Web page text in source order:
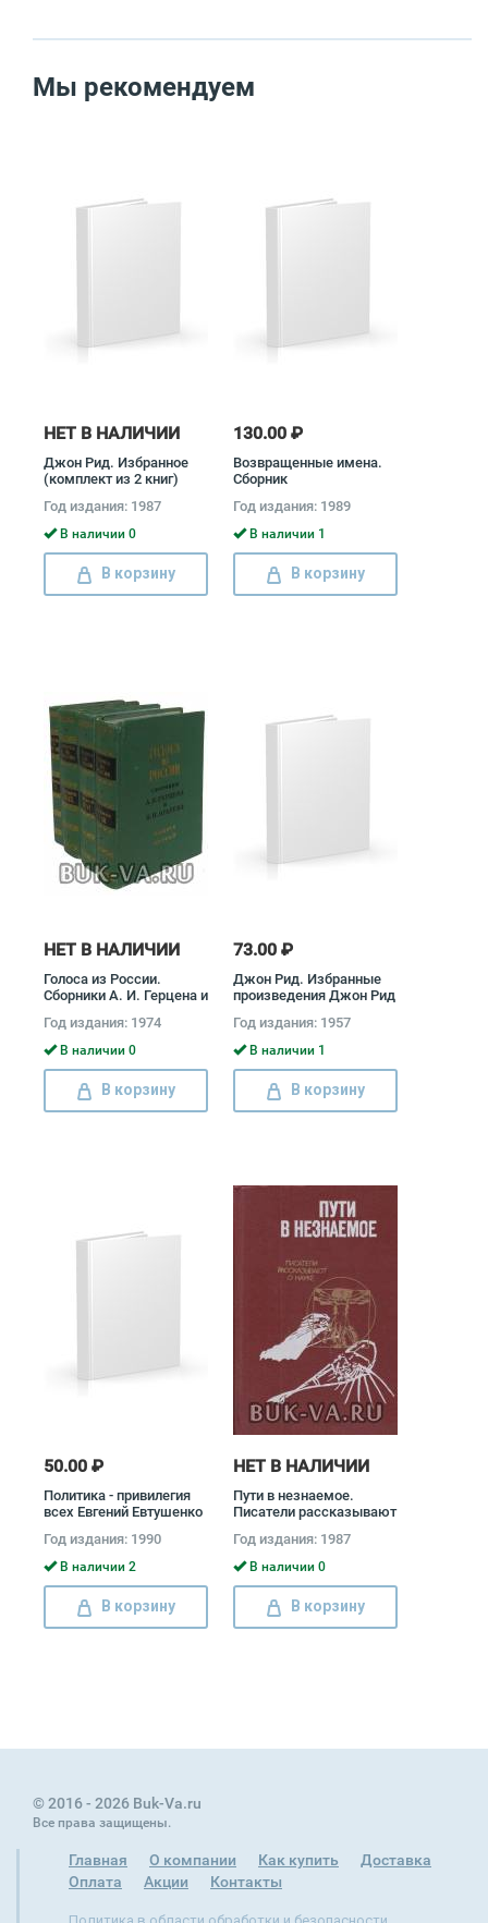
Мы рекомендуем
НЕТ В НАЛИЧИИ
Джон Рид. Избранное
(комплект из 2 книг)
Год издания: 1987
В наличии 0
В корзину
130.00 ₽
Возвращенные имена.
Сборник
статей (комплект из 2
книг)
Год издания: 1989
В наличии 1
В корзину
НЕТ В НАЛИЧИИ
Голоса из России.
Сборники А. И. Герцена и
из 4 книг) Александр
Герцен, Николай Огарев
Год издания: 1974
В наличии 0
В корзину
73.00 ₽
Джон Рид. Избранные
произведения Джон Рид
Год издания: 1957
В наличии 1
В корзину
50.00 ₽
Политика - привилегия
всех Евгений Евтушенко
Год издания: 1990
В наличии 2
В корзину
НЕТ В НАЛИЧИИ
Пути в незнаемое.
Писатели рассказывают
Год издания: 1987
В наличии 0
В корзину
© 2016 - 2026 Buk-Va.ru
Все права защищены.
Главная О компании Как купить
Доставка
Оплата
Акции Контакты